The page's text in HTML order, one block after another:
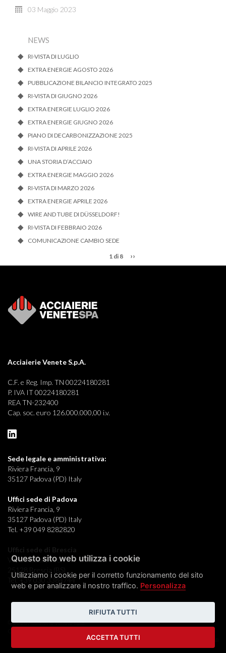
03 Maggio 2023
NEWS
RI-VISTA DI LUGLIO
EXTRA ENERGIE AGOSTO 2026
PUBBLICAZIONE BILANCIO INTEGRATO 2025
RI-VISTA DI GIUGNO 2026
EXTRA ENERGIE LUGLIO 2026
EXTRA ENERGIE GIUGNO 2026
PIANO DI DECARBONIZZAZIONE 2025
RI-VISTA DI APRILE 2026
UNA STORIA D’ACCIAIO
EXTRA ENERGIE MAGGIO 2026
RI-VISTA DI MARZO 2026
EXTRA ENERGIE APRILE 2026
WIRE AND TUBE DI DÜSSELDORF!
RI-VISTA DI FEBBRAIO 2026
COMUNICAZIONE CAMBIO SEDE
1 di 8 ››
Acciaierie Venete S.p.A.
C.F. e Reg. Imp. TN 00224180281
P. IVA IT 00224180281
REA TN-232400
Cap. soc. euro 126.000.000,00 i.v.
Sede legale e amministrativa:
Riviera Francia, 9
35127 Padova (PD) Italy
Uffici sede di Padova
Riviera Francia, 9
35127 Padova (PD) Italy
Tel. +39 049 8282820
Uffici sede di Brescia
Via Oberdan, 140
Tel. +39 030 3384744
© 2026 Acciaierie Venete s.p.a.
Condizioni generali
Questo sito web utilizza i cookie
Utilizziamo i cookie per il corretto funzionamento del sito
web e per analizzare il nostro traffico. Personalizza
RIFIUTA TUTTI
ACCETTA TUTTI